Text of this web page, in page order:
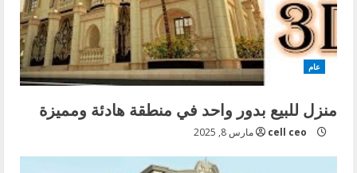
عام
منزل للبيع بدور واحد في منطقة هادئة ومميزة
cell ceo مارس 8, 2025